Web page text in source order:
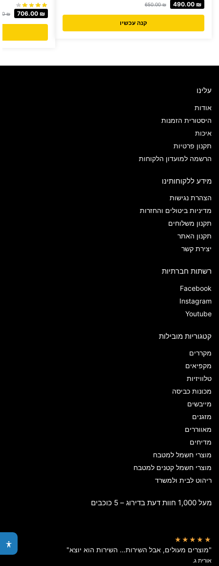
650.00₪ 490.00 ₪
קנה עכשיו
₪ 706.00 ₪
עלינו
אודות
היסטורית הזמנות
איכות
תקנון פרטיות
הרשמה למועדון הלקוחות
מידע ללקוחותינו
הצהרת נגישות
מדיניות ביטולים והחזרות
תקנון משלוחים
תקנון האתר
יצירת קשר
רשתות חברתיות
Facebook
Instagram
Youtube
קטגוריות מובילות
מקררים
מקפיאים
טלוויזיות
מכונות כביסה
מייבשים
מזגנים
מאווררים
מדיחים
מוצרי חשמל למטבח
מוצרי חשמל קטנים למטבח
ריהוט לבית ולמשרד
מעל 1,000 חוות דעת בדירוג – 5 כוכבים
★★★★★
"מוצרים מעולים, אבל השירות… השירות הוא יוצא"
אורית ג.